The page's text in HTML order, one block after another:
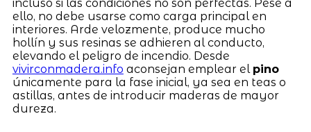
incluso si las condiciones no son perfectas. Pese a
ello, no debe usarse como carga principal en
interiores. Arde velozmente, produce mucho
hollín y sus resinas se adhieren al conducto,
elevando el peligro de incendio. Desde
vivirconmadera.info aconsejan emplear el pino
únicamente para la fase inicial, ya sea en teas o
astillas, antes de introducir maderas de mayor
dureza.